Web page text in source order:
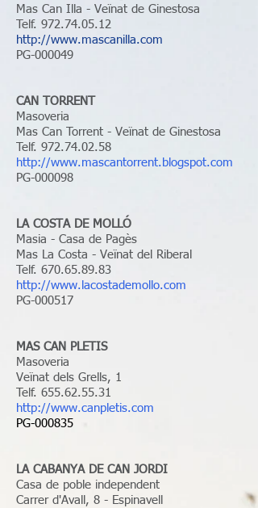
Mas Can Illa - Veïnat de Ginestosa
Telf. 972.74.05.12
http://www.mascanilla.com
PG-000049
CAN TORRENT
Masoveria
Mas Can Torrent - Veïnat de Ginestosa
Telf. 972.74.02.58
http://www.mascantorrent.blogspot.com
PG-000098
LA COSTA DE MOLLÓ
Masia - Casa de Pagès
Mas La Costa - Veïnat del Riberal
Telf. 670.65.89.83
http://www.lacostademollo.com
PG-000517
MAS CAN PLETIS
Masoveria
Veïnat dels Grells, 1
Telf. 655.62.55.31
http://www.canpletis.com
PG-000835
LA CABANYA DE CAN JORDI
Casa de poble independent
Carrer d'Avall, 8 - Espinavell